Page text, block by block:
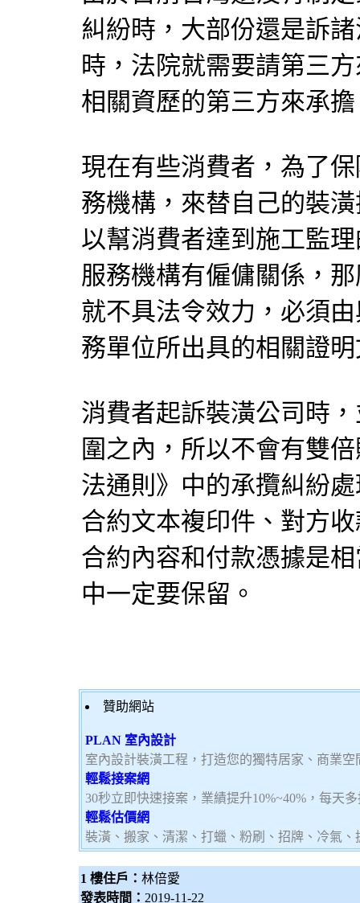
糾紛時，大部份還是訴
時，法院就需要請第三
相關資歷的第三方來承
現在有些消費者，為了
務機構，來替自己的裝
以幫消費者達到施工監
服務機構有僱傭關係，
就不具法令效力，必須
務單位所出具的相關證
消費者起訴裝潢公司時
圍之內，所以不會有雙
法通則》中的承攬糾紛
合約文本複印件、對方
合約內容和付款憑據是
中一定要保留。
贊助網站
PLAN 室內設計
室內設計裝潢工程，打造您的獨特居家、商業
輕鬆接案網
30秒立即快速接案，業績提升10%~40%，每天
輕鬆估價網
裝潢、搬家、清潔、打蠟、粉刷、招牌、冷氣
1 樓住戶： 林倍愛
發表時間： 2019-11-22